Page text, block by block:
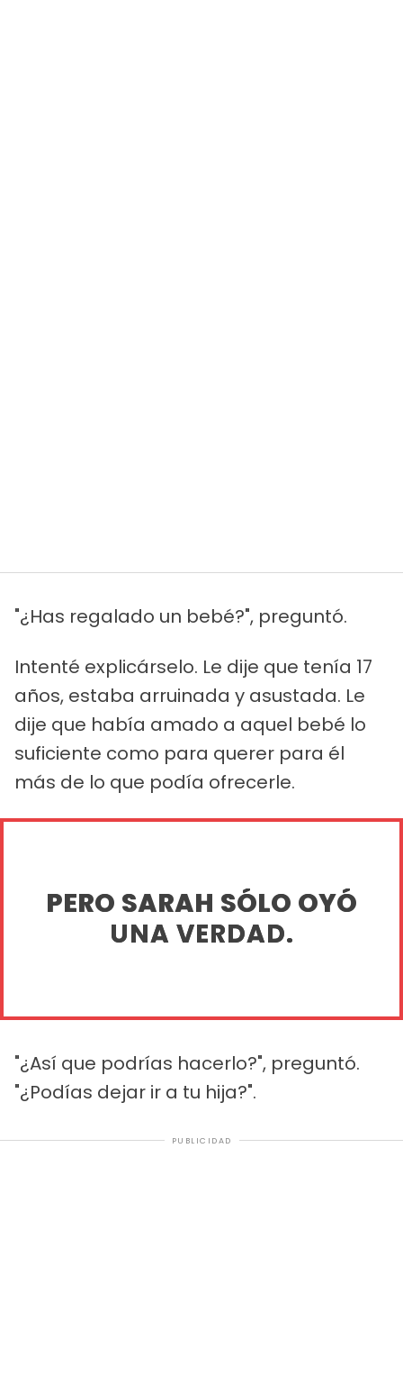
"¿Has regalado un bebé?", preguntó.
Intenté explicárselo. Le dije que tenía 17
años, estaba arruinada y asustada. Le
dije que había amado a aquel bebé lo
suficiente como para querer para él
más de lo que podía ofrecerle.
PERO SARAH SÓLO OYÓ
UNA VERDAD.
"¿Así que podrías hacerlo?", preguntó.
"¿Podías dejar ir a tu hija?".
PUBLICIDAD